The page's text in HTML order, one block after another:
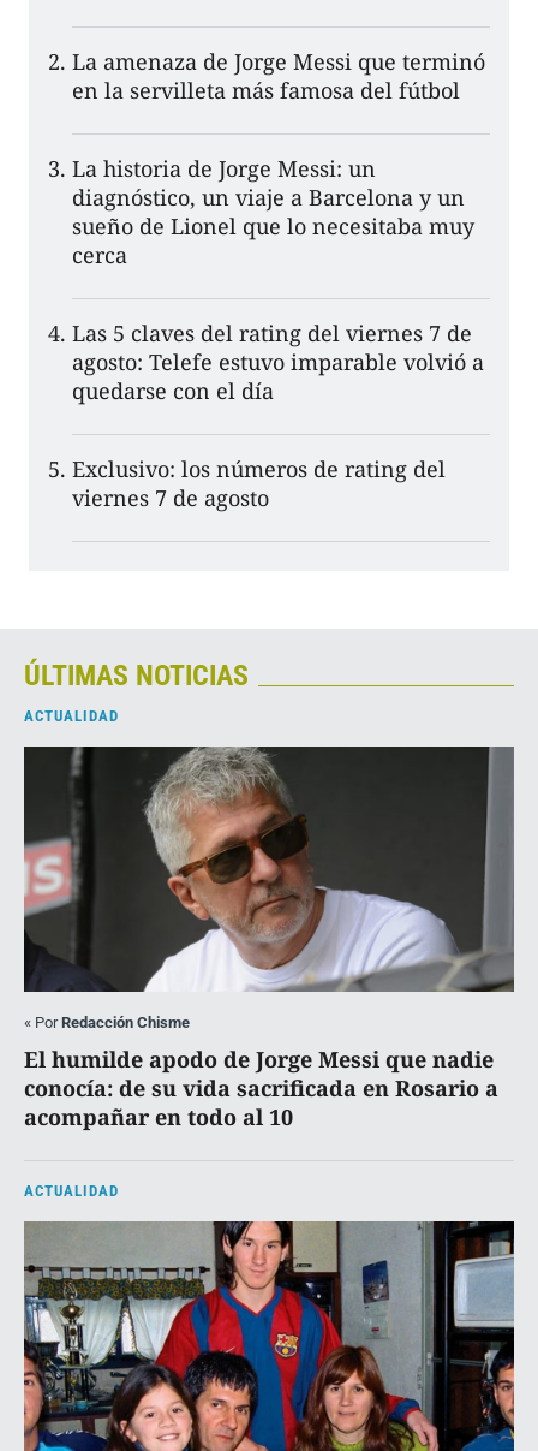
La amenaza de Jorge Messi que terminó
en la servilleta más famosa del fútbol
La historia de Jorge Messi: un
diagnóstico, un viaje a Barcelona y un
sueño de Lionel que lo necesitaba muy
cerca
Las 5 claves del rating del viernes 7 de
agosto: Telefe estuvo imparable volvió a
quedarse con el día
Exclusivo: los números de rating del
viernes 7 de agosto
ÚLTIMAS NOTICIAS
ACTUALIDAD
« PorRedacción Chisme
El humilde apodo de Jorge Messi que nadie
conocía: de su vida sacrificada en Rosario a
acompañar en todo al 10
ACTUALIDAD